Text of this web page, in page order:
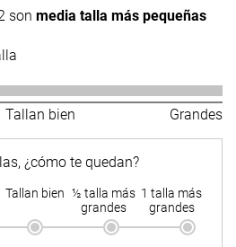
son media talla más pequeñas
Tallan bien Grandes
¿cómo te quedan?
Tallan bien ½ talla más
grandes
1 talla más
grandes